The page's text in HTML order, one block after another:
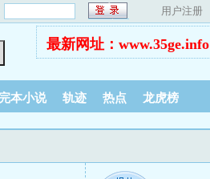
用户注册
最新网址：www.35ge.info
完本小说 轨迹 热点 龙虎榜